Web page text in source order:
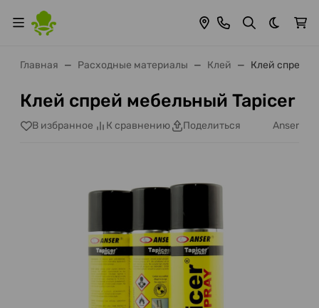
Темная
Главная Расходные материалы Клей Клей спрей
Клей спрей мебельный Tapicer
В избранное К сравнению Поделиться Anser